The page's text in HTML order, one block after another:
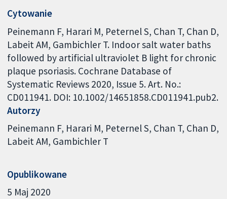
Cytowanie
Peinemann F, Harari M, Peternel S, Chan T, Chan D,
Labeit AM, Gambichler T. Indoor salt water baths
followed by artificial ultraviolet B light for chronic
plaque psoriasis. Cochrane Database of
Systematic Reviews 2020, Issue 5. Art. No.:
CD011941. DOI: 10.1002/14651858.CD011941.pub2.
Autorzy
Peinemann F Harari M Peternel S Chan T Chan D
Labeit AM Gambichler T
Opublikowane
5 Maj 2020